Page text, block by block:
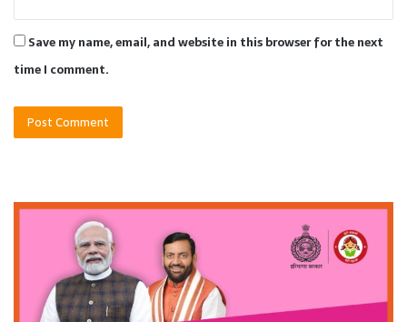
Save my name, email, and website in this browser for the next
time I comment.